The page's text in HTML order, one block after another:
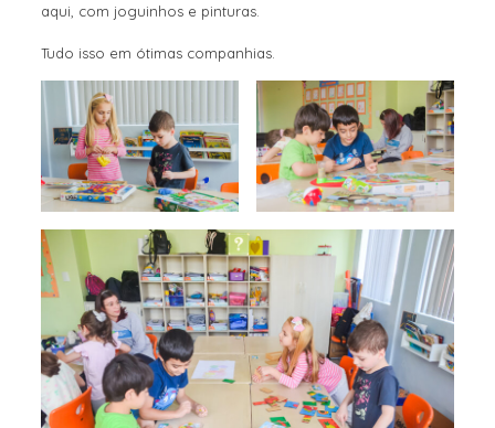
aqui, com joguinhos e pinturas.
Tudo isso em ótimas companhias.